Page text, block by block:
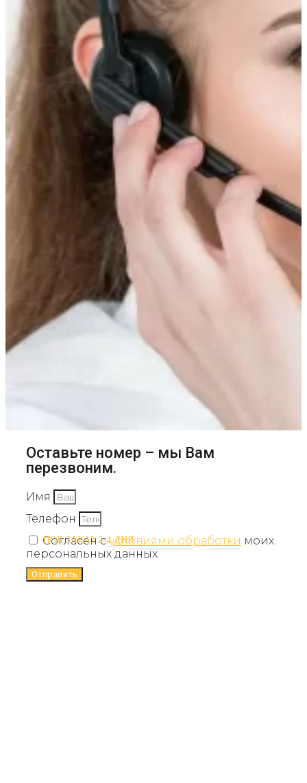
ПОД ЗАКАЗ 2-4 ДНЯ
Оставьте номер – мы Вам
перезвоним.
Имя
Телефон
Согласен сусловиями обработки моих
персональных данных.
Отправить